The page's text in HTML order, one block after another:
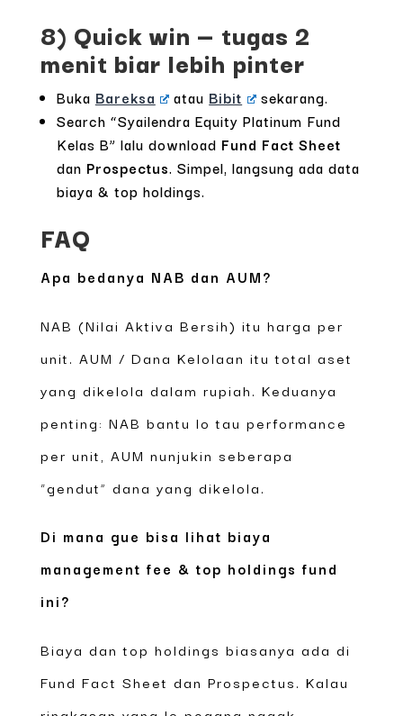
8) Quick win — tugas 2
menit biar lebih pinter
Buka Bareksa atau Bibit
sekarang.
Search “Syailendra Equity Platinum Fund
Kelas B” lalu download Fund Fact Sheet
dan Prospectus. Simpel, langsung ada data
biaya & top holdings.
FAQ
Apa bedanya NAB dan AUM?
NAB (Nilai Aktiva Bersih) itu harga per
unit. AUM / Dana Kelolaan itu total aset
yang dikelola dalam rupiah. Keduanya
penting: NAB bantu lo tau performance
per unit, AUM nunjukin seberapa
“gendut” dana yang dikelola.
Di mana gue bisa lihat biaya
management fee & top holdings fund
ini?
Biaya dan top holdings biasanya ada di
Fund Fact Sheet dan Prospectus. Kalau